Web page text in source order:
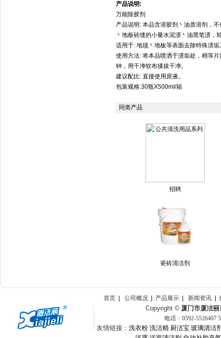
产品说明:
万能除胶剂
产品说明: 本品含溶胶剂丶油质溶剂，
丶地板砖缝的小量水泥渍丶油黑笔渍，
适用于: 地毯丶地板等表面去除特殊渍垢
使用方法: 将本品喷洒于渍垢处，稍等
钟，用干净软布揉拔干净。
建议配比: 直接使用原液。
包装规格:30瓶X500mI/箱
同类产品
招聘
瓷砖清洁剂
首页 公司概况 产品展示 新闻资讯
Copyright © 厦门市厦洁丽
电话： 0592-5526407
友情链接： 洗衣粉 洗洁精 厨洁宝 玻璃清洁